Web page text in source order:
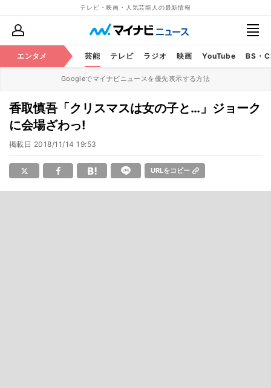
テレビ・映画・人気芸能人の最新情報
エンタメ 芸能 テレビ ラジオ 映画 YouTube BS・
Googleでマイナビニュースを優先表示する方法
香取慎吾「クリスマスは女の子と…」ジョーク
に会場ざわっ!
掲載日 2018/11/14 19:53
URLをコピー